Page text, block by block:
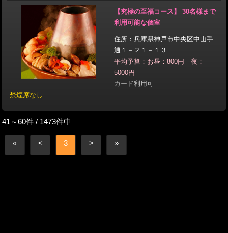
【究極の至福コース】 30名様まで
利用可能な個室
住所：兵庫県神戸市中央区中山手
通１－２１－１３
平均予算：お昼：800円 夜：
5000円
カード利用可
禁煙席なし
41～60件 / 1473件中
« < 3 > »